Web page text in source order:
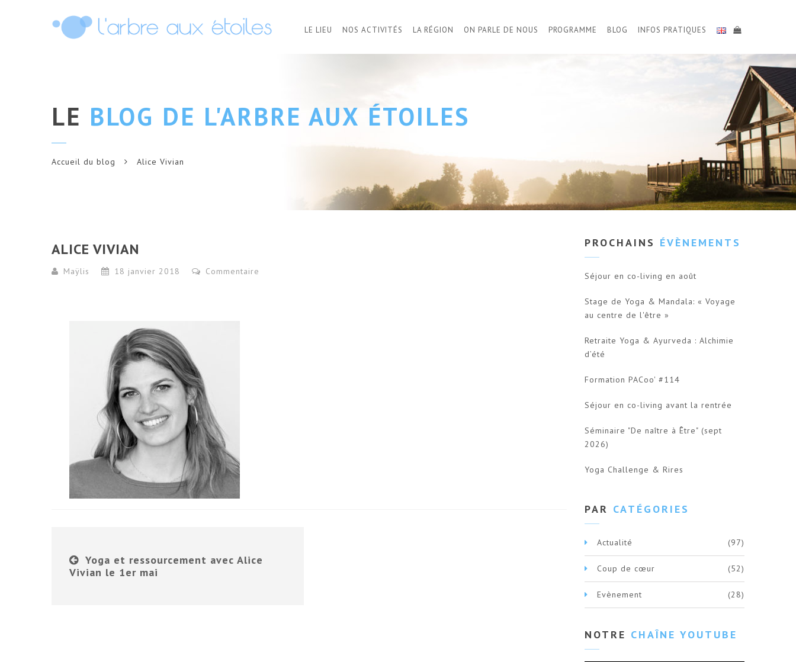
LE LIEU NOS ACTIVITÉS LA RÉGION ON PARLE DE NOUS PROGRAMME BLOG INFOS PRATIQUES
LE BLOG DE L'ARBRE AUX ÉTOILES
Accueil du blog Alice Vivian
ALICE VIVIAN
Maÿlis 18 janvier 2018 Commentaire
Yoga et ressourcement avec Alice
Vivian le 1er mai
PROCHAINS ÉVÈNEMENTS
Séjour en co-living en août
Stage de Yoga & Mandala: « Voyage
au centre de l'être »
Retraite Yoga & Ayurveda : Alchimie
d’été
Formation PACoo' #114
Séjour en co-living avant la rentrée
Séminaire "De naître à Être" (sept
2026)
Yoga Challenge & Rires
PAR CATÉGORIES
Actualité (97)
Coup de cœur (52)
Evènement (28)
NOTRE CHAÎNE YOUTUBE